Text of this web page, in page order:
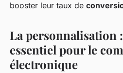
booster leur taux de
La personnalisation
essentiel pour le
électronique